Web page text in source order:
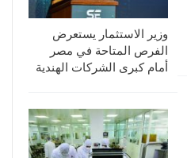
وزير الاستثمار يستعرض
الفرص المتاحة في مصر
أمام كبرى الشركات الهندية